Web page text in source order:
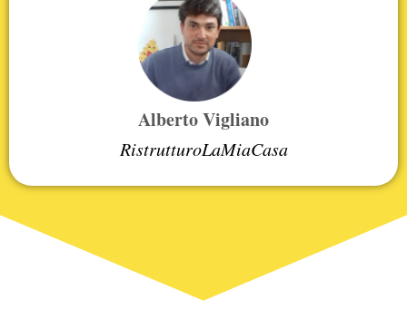
Alberto Vigliano
RistrutturoLaMiaCasa